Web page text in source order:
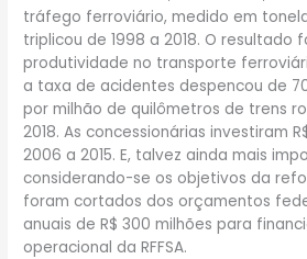
tráfego ferroviário, medido em
triplicou de 1998 a 2018. O resultado
produtividade no transporte
a taxa de acidentes despencou de
por milhão de quilômetros de trens
2018. As concessionárias investiram
2006 a 2015. E, talvez ainda mais
considerando-se os objetivos da
foram cortados dos orçamentos
anuais de R$ 300 milhões para
operacional da RFFSA.